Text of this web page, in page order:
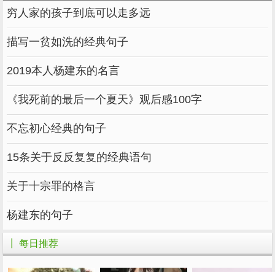
在生活中，有时候因为这种固执而吃亏，总要摔
倒才能学到教训。
但俗话说，人总要慢慢经历才能成长。
数字为5-稳定
5号的人通常性格稳重，做事有条理。
属于一种在自己的圈子里说话比较有分量，也能
但别看他们平时比较严肃，对自己要求很高。
穷人家的孩子到底可以走多远
描写一贫如洗的经典句子
2019本人杨建东的名言
《我死前的最后一个夏天》观后感100字
不忘初心经典的句子
15条关于反反复复的经典语句
关于十宗罪的格言
杨建东的句子
┃ 每日推荐